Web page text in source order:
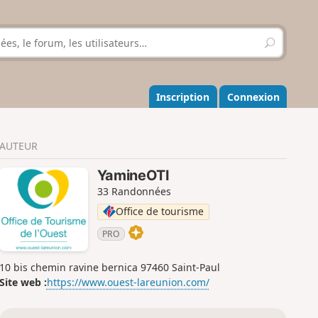
R
e
h
e
r
r
Inscription Connexion
AUTEUR
YamineOTI
33 Randonnées
Office de tourisme
PRO
10 bis chemin ravine bernica 97460 Saint-Paul
Site web :https://www.ouest-lareunion.com/